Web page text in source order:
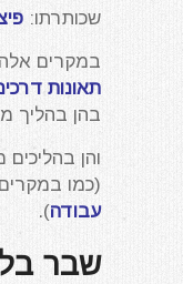
שכותרתו:
במקרים
תאונות
בהן בהליך
והן בהליכים
(כמו
עבודה).
שבר